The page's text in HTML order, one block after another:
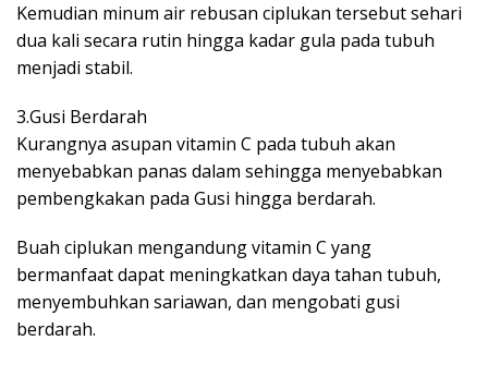
Kemudian minum air rebusan ciplukan tersebut sehari
dua kali secara rutin hingga kadar gula pada tubuh
menjadi stabil.
3.Gusi Berdarah
Kurangnya asupan vitamin C pada tubuh akan
menyebabkan panas dalam sehingga menyebabkan
pembengkakan pada Gusi hingga berdarah.
Buah ciplukan mengandung vitamin C yang
bermanfaat dapat meningkatkan daya tahan tubuh,
menyembuhkan sariawan, dan mengobati gusi
berdarah.